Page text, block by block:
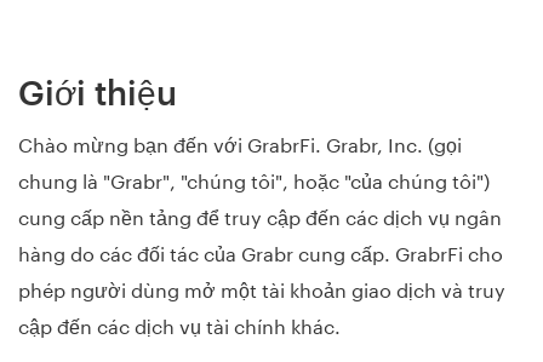
Giới thiệu
Chào mừng bạn đến với GrabrFi. Grabr, Inc. (gọi
chung là "Grabr", "chúng tôi", hoặc "của chúng tôi")
cung cấp nền tảng để truy cập đến các dịch vụ ngân
hàng do các đối tác của Grabr cung cấp. GrabrFi cho
phép người dùng mở một tài khoản giao dịch và truy
cập đến các dịch vụ tài chính khác.